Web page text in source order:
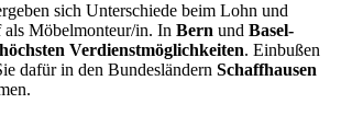
sich Unterschiede beim Lohn und
Möbelmonteur/in. In Bern und Basel-
höchsten Verdienstmöglichkeiten. Einbußen
dafür in den Bundesländern Schaffhausen